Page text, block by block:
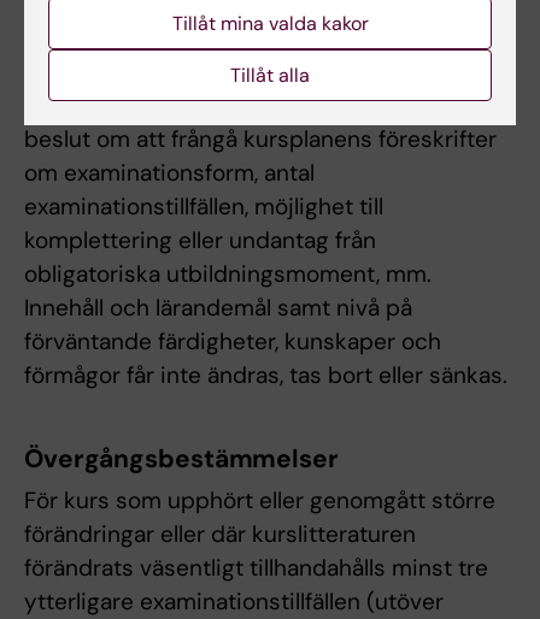
Om det föreligger särskilda skäl, eller behov av
anpassning för studenter med
funktionsnedsättning får examinator fattar
beslut om att frångå kursplanens föreskrifter
om examinationsform, antal
examinationstillfällen, möjlighet till
komplettering eller undantag från
obligatoriska utbildningsmoment, mm.
Innehåll och lärandemål samt nivå på
förväntande färdigheter, kunskaper och
förmågor får inte ändras, tas bort eller sänkas.
Övergångsbestämmelser
För kurs som upphört eller genomgått större
förändringar eller där kurslitteraturen
förändrats väsentligt tillhandahålls minst tre
ytterligare examinationstillfällen (utöver
Tillåt mina valda kakor
Tillåt alla